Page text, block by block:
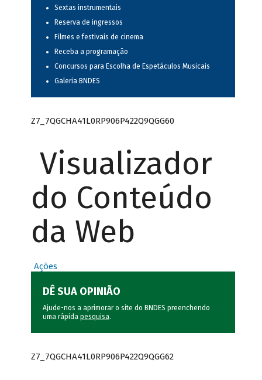
Sextas instrumentais
Reserva de ingressos
Filmes e festivais de cinema
Receba a programação
Concursos para Escolha de Espetáculos Musicais
Galeria BNDES
Z7_7QGCHA41L0RP906P422Q9QGG60
Visualizador
do Conteúdo
da Web
Ações
DÊ SUA OPINIÃO
Ajude-nos a aprimorar o site do BNDES preenchendo
uma rápida pesquisa.
Z7_7QGCHA41L0RP906P422Q9QGG62